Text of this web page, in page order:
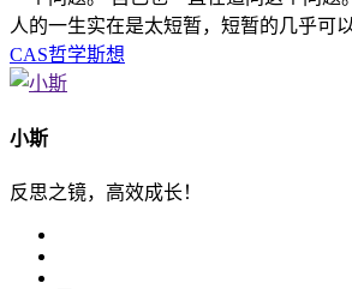
人的一生实在是太短暂，短暂的几乎可
CAS哲学斯想
小斯
反思之镜，高效成长！